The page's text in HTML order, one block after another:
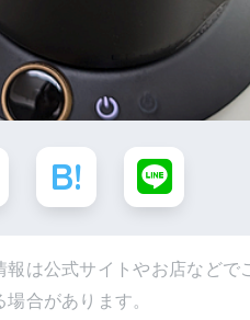
は公式サイトやお店などで
合があります。